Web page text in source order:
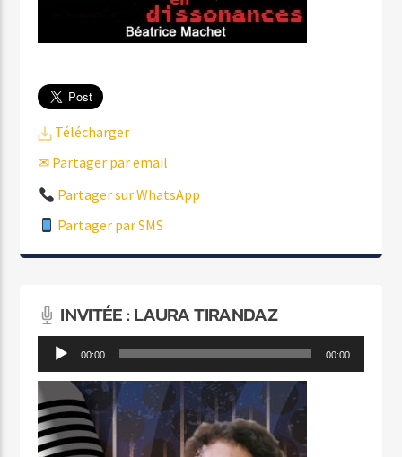
Télécharger
✉ Partager par email
Partager sur WhatsApp
Partager par SMS
INVITÉE : LAURA TIRANDAZ
Lecteur
audio
00:00 00:00